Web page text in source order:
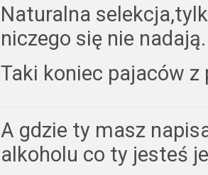
Naturalna
niczego się nie nadają.
Taki koniec pajaców
A gdzie ty masz
alkoholu co ty jesteś